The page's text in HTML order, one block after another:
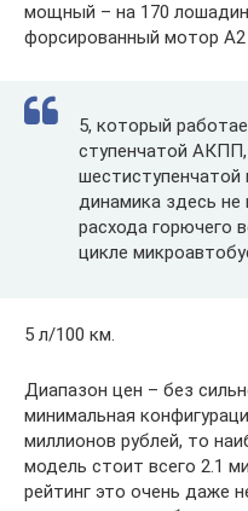
мощный – на 170
форсированный мотор A2
5, который
ступенчатой
шестиступенчатой
динамика здесь не
расхода горючего
цикле
5 л/100 км.
Диапазон цен – без
минимальная
миллионов рублей, то
модель стоит всего 2.1
рейтинг это очень даже